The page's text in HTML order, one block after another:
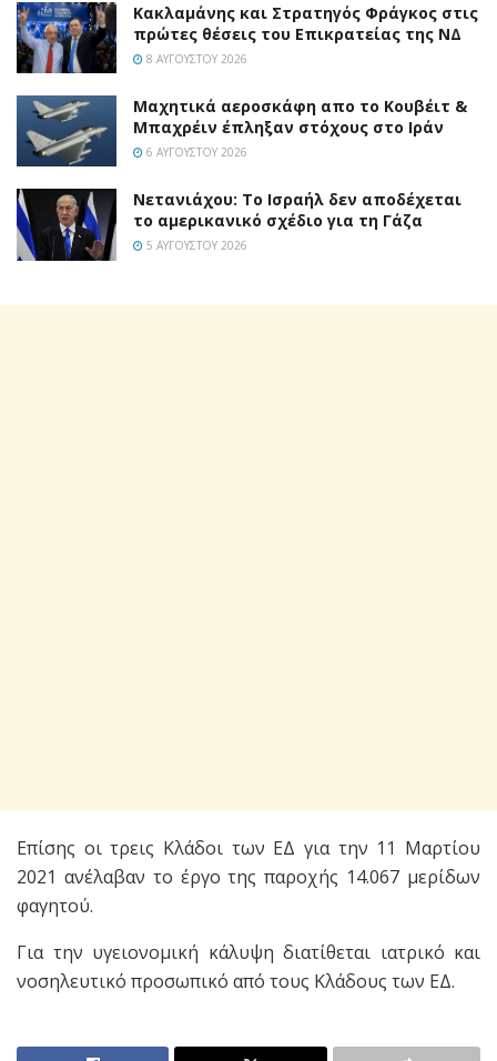
Κακλαμάνης και Στρατηγός Φράγκος στις
πρώτες θέσεις του Επικρατείας της ΝΔ
8 ΑΥΓΟΎΣΤΟΥ 2026
Mαχητικά αεροσκάφη απο το Κουβέιτ &
Μπαχρέιν έπληξαν στόχους στο Ιράν
6 ΑΥΓΟΎΣΤΟΥ 2026
Νετανιάχου: Το Ισραήλ δεν αποδέχεται
το αμερικανικό σχέδιο για τη Γάζα
5 ΑΥΓΟΎΣΤΟΥ 2026
Επίσης οι τρεις Κλάδοι των ΕΔ για την 11 Μαρτίου
2021 ανέλαβαν το έργο της παροχής 14.067 μερίδων
φαγητού.
Για την υγειονομική κάλυψη διατίθεται ιατρικό και
νοσηλευτικό προσωπικό από τους Κλάδους των ΕΔ.